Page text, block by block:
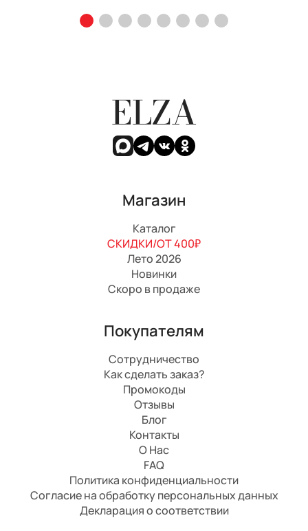
ELZA
Магазин
Каталог
СКИДКИ/ОТ 400₽
Лето 2026
Новинки
Скоро в продаже
Покупателям
Сотрудничество
Как сделать заказ?
Промокоды
Отзывы
Блог
Контакты
О Нас
FAQ
Политика конфиденциальности
Согласие на обработку персональных данных
Декларация о соответствии